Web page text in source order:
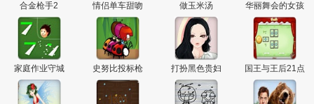
合金枪手2 情侣单车甜吻 做玉米汤 华丽舞会的女孩
家庭作业守城 史努比投标枪 打扮黑色贵妇 国王与王后21点